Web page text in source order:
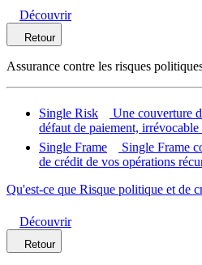
Découvrir
Retour
Assurance contre les risques
Single Risk
Une couverture
défaut de paiement, irrévocable
Single Frame
Single Frame
de crédit de vos opérations
Qu'est-ce que Risque politique et de
Découvrir
Retour